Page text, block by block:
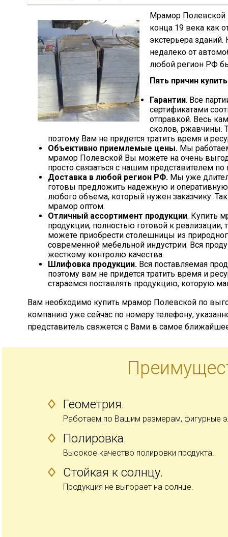
Мрамор Полевской
конца 19 века как
экстерьера
недалеко от
любой регион РФ
Пять причин
Гарантии. Все
сертификатами
отправкой. Весь
сколов, ржавчины.
поэтому Вам не придется тратить время и
Объективно приемлемые цены. Мы
мрамор Полевской Вы можете на очень
просто связаться с нашим представителем
Доставка в любой регион РФ. Мы уже
готовы предложить надежную и
любого объема, который нужен заказчику.
мрамор оптом.
Отличный ассортимент продукции. Купить
продукции, полностью готовой к
можете приобрести столешницы из
современной мебельной индустрии. Вся
жесткому контролю качества.
Шлифовка продукции. Вся поставляемая
поэтому вам не придется тратить время и
стараемся поставлять продукцию, которую
Вам необходимо купить мрамор Полевской по
компанию уже сейчас по номеру телефону,
представитель свяжется с Вами в самое
Геометрия.
Работаем по Вашим размерам, фигурные
Полировка.
Высокое качество полировки продукта.
Стойкая к солнцу.
Продукция не выгорает на солнце.